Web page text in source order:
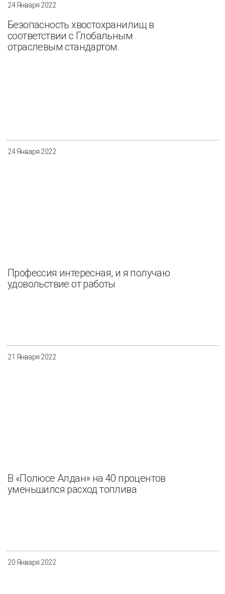
24 Января 2022
Безопасность хвостохранилищ в
соответствии с Глобальным
отраслевым стандартом.
24 Января 2022
Профессия интересная, и я получаю
удовольствие от работы
21 Января 2022
В «Полюсе Алдан» на 40 процентов
уменьшился расход топлива
20 Января 2022